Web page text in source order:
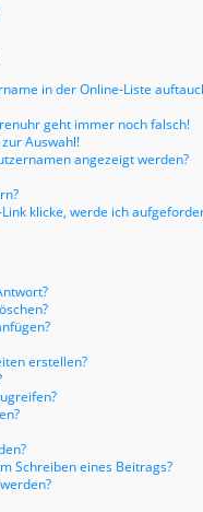
in der Online-Liste
geht immer noch falsch!
Auswahl!
angezeigt werden?
klicke, werde ich
erstellen?
Schreiben eines Beitrags?